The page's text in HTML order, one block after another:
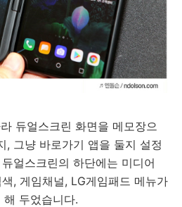
듀얼스크린 화면을 메모장으
, 그냥 바로가기 앱을 둘지 설정
얼스크린의 하단에는 미디어
, 게임채널, LG게임패드 메뉴가
두었습니다.